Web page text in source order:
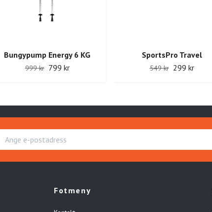
Bungypump Energy 6 KG
999 kr 799 kr
SportsPro Travel
549 kr 299 kr
Fotmeny